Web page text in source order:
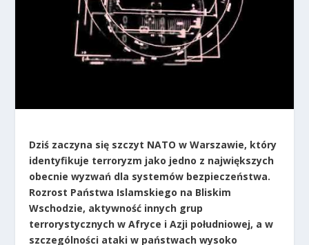
Dziś zaczyna się szczyt NATO w Warszawie, który
identyfikuje terroryzm jako jedno z największych
obecnie wyzwań dla systemów bezpieczeństwa.
Rozrost Państwa Islamskiego na Bliskim
Wschodzie, aktywność innych grup
terrorystycznych w Afryce i Azji południowej, a w
szczególności ataki w państwach wysoko